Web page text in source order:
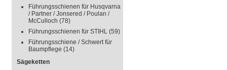
Führungsschienen für Husqvarna
/ Partner / Jonsered / Poulan /
McCulloch (78)
Führungsschienen für STIHL (59)
Führungsschiene / Schwert für
Baumpflege (14)
Sägeketten